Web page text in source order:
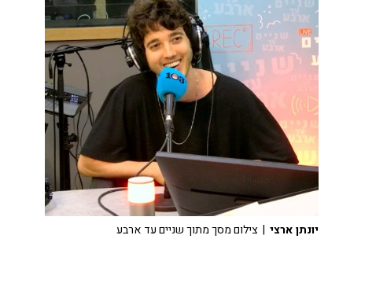
יונתן ארצי | צילום מסך מתוך שניים עד ארבע